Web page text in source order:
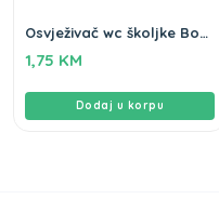
Osvježivač wc školjke Bor
1,75 KM
Dodaj u korpu